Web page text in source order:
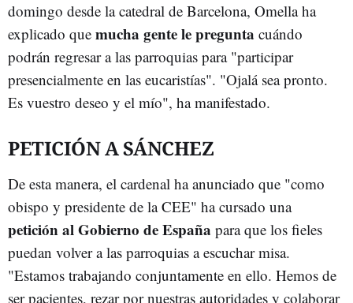
domingo desde la catedral de Barcelona, Omella ha
explicado que mucha gente le pregunta cuándo
podrán regresar a las parroquias para "participar
presencialmente en las eucaristías". "Ojalá sea pronto.
Es vuestro deseo y el mío", ha manifestado.
PETICIÓN A SÁNCHEZ
De esta manera, el cardenal ha anunciado que "como
obispo y presidente de la CEE" ha cursado una
petición al Gobierno de España para que los fieles
puedan volver a las parroquias a escuchar misa.
"Estamos trabajando conjuntamente en ello. Hemos de
ser pacientes, rezar por nuestras autoridades y colaborar